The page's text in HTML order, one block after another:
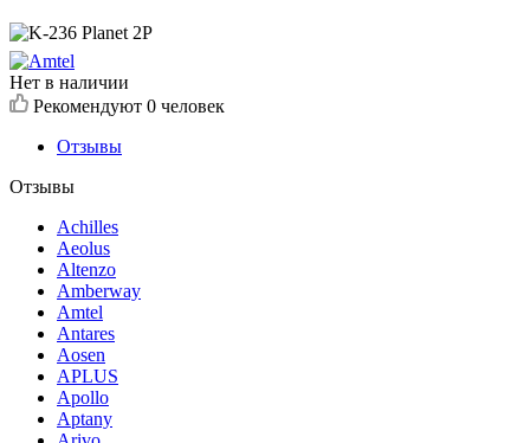
Нет в наличии
Рекомендуют 0 человек
Отзывы
Отзывы
Achilles
Aeolus
Altenzo
Amberway
Amtel
Antares
Aosen
APLUS
Apollo
Aptany